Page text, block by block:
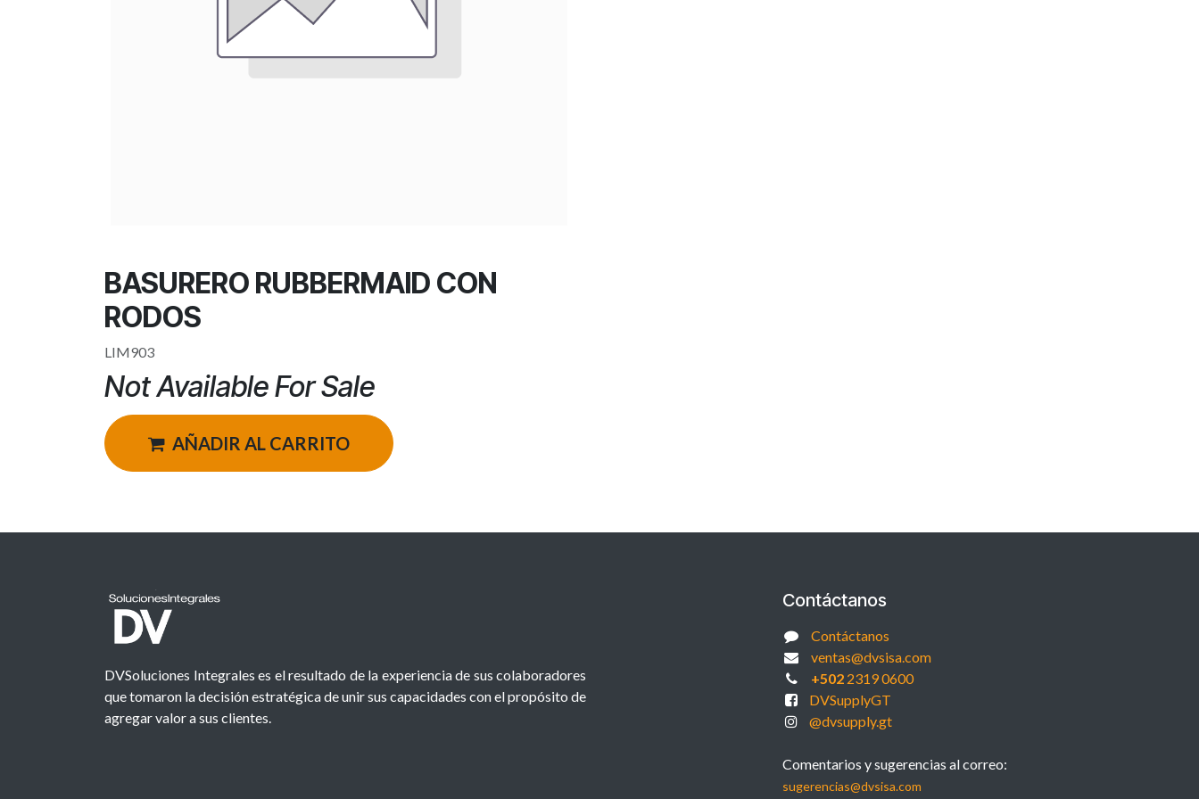
BASURERO RUBBERMAID CON
RODOS
LIM903
Not Available For Sale
AÑADIR AL CARRITO
DVSoluciones Integrales es el resultado de la experiencia de sus colaboradores
que tomaron la decisión estratégica de unir sus capacidades con el propósito de
agregar valor a sus clientes.
Contáctanos
Contáctanos
ventas@dvsisa.com
+5022319 0600
DVSupplyGT
@dvsupply.gt
Comentarios y sugerencias al correo:
sugerencias@dvsisa.com